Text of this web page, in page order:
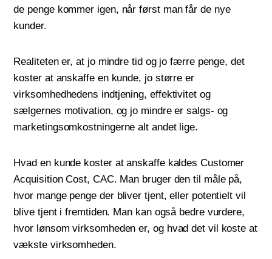
de penge kommer igen, når først man får de nye
kunder.
Realiteten er, at jo mindre tid og jo færre penge, det
koster at anskaffe en kunde, jo større er
virksomhedhedens indtjening, effektivitet og
sælgernes motivation, og jo mindre er salgs- og
marketingsomkostningerne alt andet lige.
Hvad en kunde koster at anskaffe kaldes Customer
Acquisition Cost, CAC. Man bruger den til måle på,
hvor mange penge der bliver tjent, eller potentielt vil
blive tjent i fremtiden. Man kan også bedre vurdere,
hvor lønsom virksomheden er, og hvad det vil koste at
vækste virksomheden.